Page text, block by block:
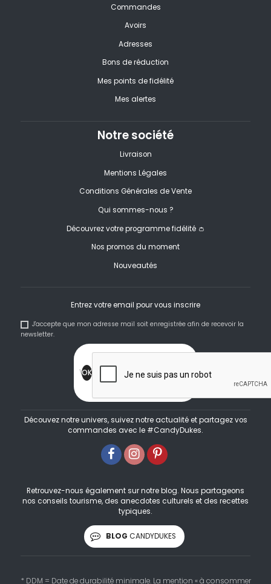
Commandes
Avoirs
Adresses
Bons de réduction
Mes points de fidélité
Mes alertes
Notre société
Livraison
Mentions Légales
Conditions Générales de Vente
Qui sommes-nous ?
Découvrez votre programme fidélité 👛
Nos promos du moment
Nouveautés
Entrez votre email pour vous inscrire
J'accepte que mon adresse mail soit enregistrée afin de recevoir la
newsletter.
Découvez notre univers, suivez notre actualité et partagez vos
commandes avec le #CandyDukes.
Retrouvez-nous également sur notre blog. Nous partageons
nos conseils tourisme, des anecdotes culturels et des recettes
typiques.
BLOG CANDYDUKES
* DDM = Date de durabilité minimale. La mention « à consommer